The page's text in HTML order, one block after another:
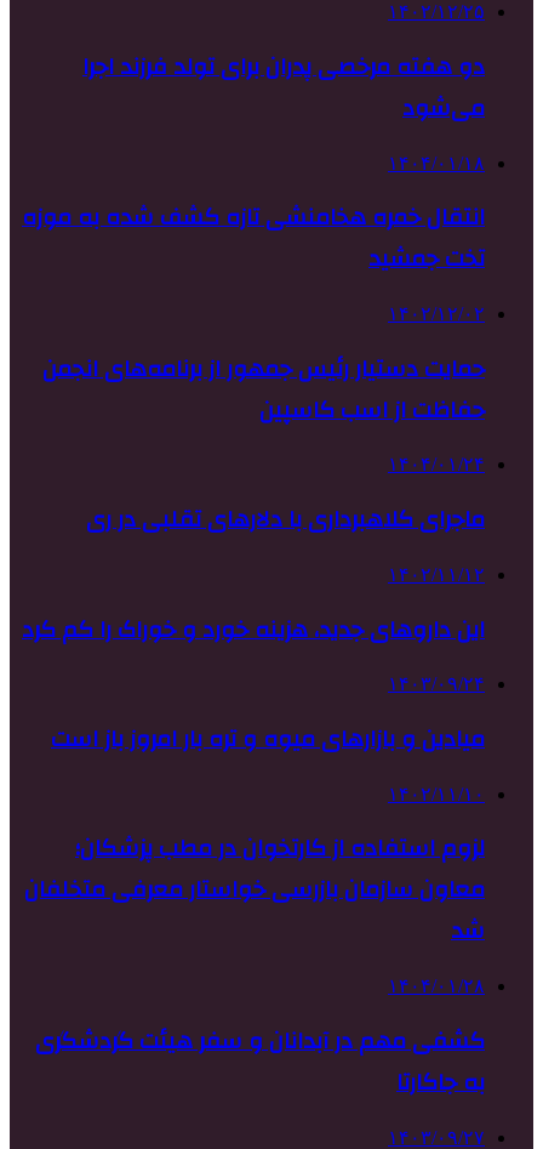
۱۴۰۲/۱۲/۲۵
دو هفته مرخصی پدران برای تولد فرزند اجرا
می‌شود
۱۴۰۴/۰۱/۱۸
انتقال خمره هخامنشی تازه کشف شده به موزه
تخت جمشید
۱۴۰۲/۱۲/۰۲
حمایت دستیار رئیس جمهور از برنامه‌های انجمن
حفاظت از اسب کاسپین
۱۴۰۴/۰۱/۲۴
ماجرای کلاهبرداری با دلارهای تقلبی در ری
۱۴۰۲/۱۱/۱۲
این داروهای جدید، هزینه خورد و خوراک را کم کرد
۱۴۰۳/۰۹/۲۴
میادین و بازارهای میوه و تره بار امروز باز است
۱۴۰۲/۱۱/۱۰
لزوم استفاده از کارتخوان در مطب پزشکان؛
معاون سازمان بازرسی خواستار معرفی متخلفان
شد
۱۴۰۴/۰۱/۲۸
کشفی مهم در آبدانان و سفر هیئت گردشگری
به جاکارتا
۱۴۰۳/۰۹/۲۷